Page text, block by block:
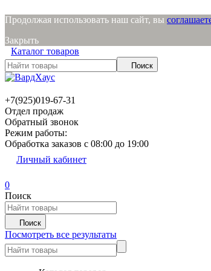
Продолжая использовать наш сайт, вы
Закрыть
Каталог товаров
Поиск
+7(925)019-67-31
Отдел продаж
Обратный звонок
Режим работы:
Обработка заказов с 08:00 до 19:00
Личный кабинет
0
Поиск
Поиск
Посмотреть все результаты